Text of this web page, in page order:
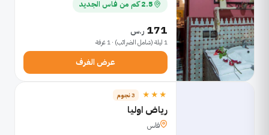
2.5 كم من فاس الجديد
171 ر.س
1 ليلة (شامل الضرائب) · 1 غرفة
عرض الغرف
★★★ 3 نجوم
رياض اوليا
فاس